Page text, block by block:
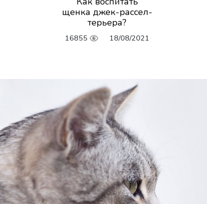
щенка джек-рассел-
терьера?
16855 18/08/2021